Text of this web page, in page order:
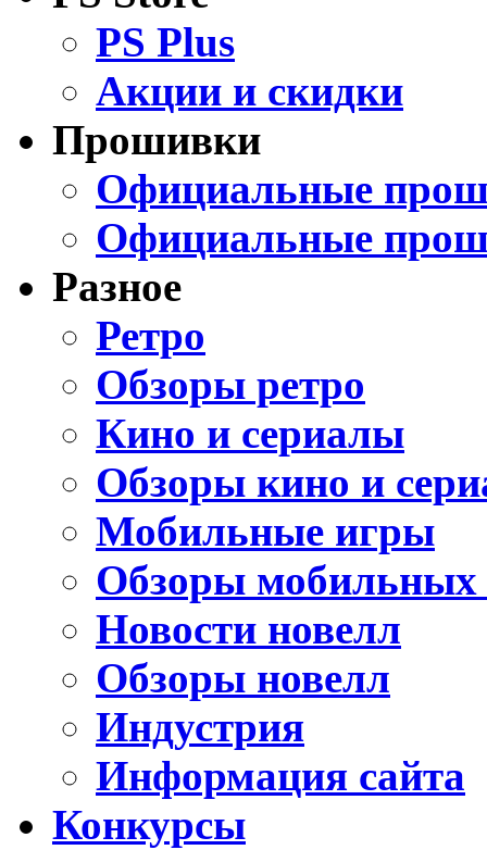
PS Plus
Акции и скидки
Прошивки
Официальные
Официальные
Разное
Ретро
Обзоры ретро
Кино и сериалы
Обзоры кино и
Мобильные игры
Обзоры мобильных
Новости новелл
Обзоры новелл
Индустрия
Информация сайта
Конкурсы